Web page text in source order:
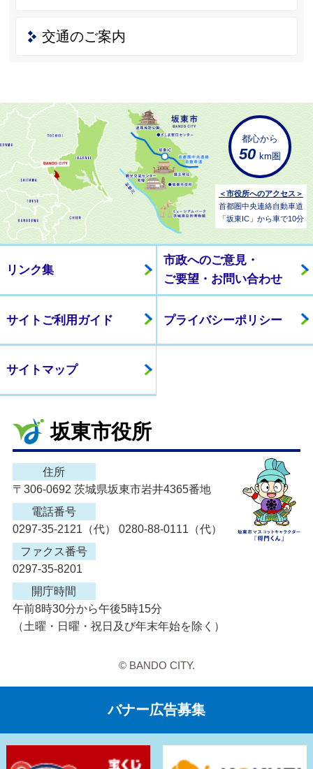
交通のご案内
都心から
50 km圏
＜市役所へのアクセス＞
首都圏中央連絡自動車道
「坂東IC」から車で10分
リンク集
市政へのご意見・
ご要望・お問い合わせ
サイトご利用ガイド プライバシーポリシー
サイトマップ
坂東市役所
住所
〒306-0692 茨城県坂東市岩井4365番地
電話番号
0297-35-2121（代） 0280-88-0111（代）
ファクス番号
0297-35-8201
開庁時間
午前8時30分から午後5時15分
（土曜・日曜・祝日及び年末年始を除く）
© BANDO CITY.
バナー広告募集